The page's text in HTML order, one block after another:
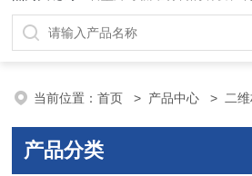
当前位置：首页 > 产品中心 > 二
产品分类